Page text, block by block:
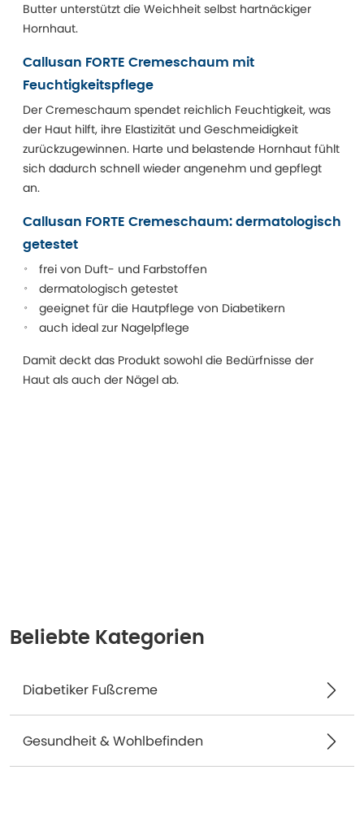
Butter unterstützt die Weichheit selbst hartnäckiger
Hornhaut.
Callusan FORTE Cremeschaum mit
Feuchtigkeitspflege
Der Cremeschaum spendet reichlich Feuchtigkeit, was
der Haut hilft, ihre Elastizität und Geschmeidigkeit
zurückzugewinnen. Harte und belastende Hornhaut fühlt
sich dadurch schnell wieder angenehm und gepflegt
an.
Callusan FORTE Cremeschaum: dermatologisch
getestet
frei von Duft- und Farbstoffen
dermatologisch getestet
geeignet für die Hautpflege von Diabetikern
auch ideal zur Nagelpflege
Damit deckt das Produkt sowohl die Bedürfnisse der
Haut als auch der Nägel ab.
Beliebte Kategorien
Diabetiker Fußcreme
Gesundheit & Wohlbefinden